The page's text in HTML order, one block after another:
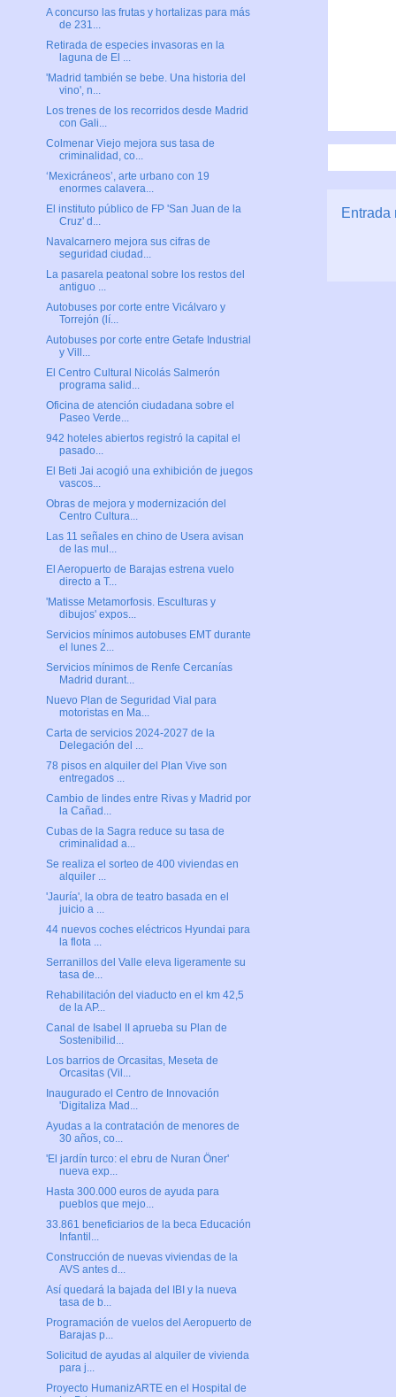
Entrada
A concurso las frutas y hortalizas para más
de 231...
Retirada de especies invasoras en la
laguna de El ...
'Madrid también se bebe. Una historia del
vino', n...
Los trenes de los recorridos desde Madrid
con Gali...
Colmenar Viejo mejora sus tasa de
criminalidad, co...
‘Mexicráneos’, arte urbano con 19
enormes calavera...
El instituto público de FP 'San Juan de la
Cruz' d...
Navalcarnero mejora sus cifras de
seguridad ciudad...
La pasarela peatonal sobre los restos del
antiguo ...
Autobuses por corte entre Vicálvaro y
Torrejón (lí...
Autobuses por corte entre Getafe Industrial
y Vill...
El Centro Cultural Nicolás Salmerón
programa salid...
Oficina de atención ciudadana sobre el
Paseo Verde...
942 hoteles abiertos registró la capital el
pasado...
El Beti Jai acogió una exhibición de juegos
vascos...
Obras de mejora y modernización del
Centro Cultura...
Las 11 señales en chino de Usera avisan
de las mul...
El Aeropuerto de Barajas estrena vuelo
directo a T...
'Matisse Metamorfosis. Esculturas y
dibujos' expos...
Servicios mínimos autobuses EMT durante
el lunes 2...
Servicios mínimos de Renfe Cercanías
Madrid durant...
Nuevo Plan de Seguridad Vial para
motoristas en Ma...
Carta de servicios 2024-2027 de la
Delegación del ...
78 pisos en alquiler del Plan Vive son
entregados ...
Cambio de lindes entre Rivas y Madrid por
la Cañad...
Cubas de la Sagra reduce su tasa de
criminalidad a...
Se realiza el sorteo de 400 viviendas en
alquiler ...
'Jauría', la obra de teatro basada en el
juicio a ...
44 nuevos coches eléctricos Hyundai para
la flota ...
Serranillos del Valle eleva ligeramente su
tasa de...
Rehabilitación del viaducto en el km 42,5
de la AP...
Canal de Isabel II aprueba su Plan de
Sostenibilid...
Los barrios de Orcasitas, Meseta de
Orcasitas (Vil...
Inaugurado el Centro de Innovación
'Digitaliza Mad...
Ayudas a la contratación de menores de
30 años, co...
'El jardín turco: el ebru de Nuran Öner'
nueva exp...
Hasta 300.000 euros de ayuda para
pueblos que mejo...
33.861 beneficiarios de la beca Educación
Infantil...
Construcción de nuevas viviendas de la
AVS antes d...
Así quedará la bajada del IBI y la nueva
tasa de b...
Programación de vuelos del Aeropuerto de
Barajas p...
Solicitud de ayudas al alquiler de vivienda
para j...
Proyecto HumanizARTE en el Hospital de